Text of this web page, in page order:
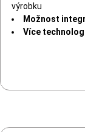
výrobku
Možnost
Více